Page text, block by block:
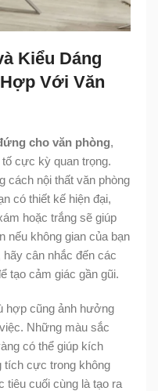
Kiểu Dáng
Với Văn
cho văn phòng,
cực kỳ quan trọng.
cách nội thất văn phòng
có thiết kế hiện đại,
hoặc trắng sẽ giúp
nếu không gian của bạn
cân nhắc đến các
tạo cảm giác gần gũi.
hợp cũng ảnh hưởng
Những màu sắc
có thể giúp kích
tích cực trong không
tiêu cuối cùng là tạo ra